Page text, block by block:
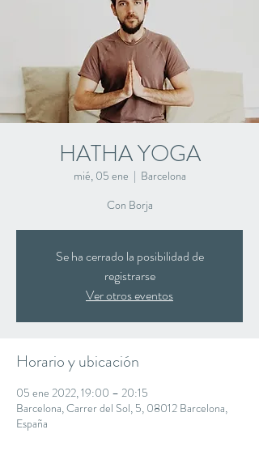
HATHA YOGA
mié, 05 ene
  |
Barcelona
Con Borja
Se ha cerrado la posibilidad de
registrarse
Ver otros eventos
Horario y ubicación
05 ene 2022, 19:00 – 20:15
Barcelona, Carrer del Sol, 5, 08012 Barcelona,
España